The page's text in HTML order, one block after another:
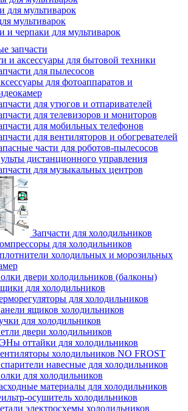
мультиварок
мультиварок
и черпаки для мультиварок
запчасти
и аксессуары для бытовой техники
для пылесосов
для фотоаппаратов и
для утюгов и отпаривателей
для телевизоров и мониторов
для мобильных телефонов
для вентиляторов и обогревателей
части для роботов-пылесосов
дистанционного управления
для музыкальных центров
Запчасти для холодильников
для холодильников
холодильных и морозильных
двери холодильников (балконы)
для холодильников
для холодильников
ящиков холодильников
для холодильников
двери холодильников
оттайки для холодильников
холодильников NO FROST
навесные для холодильников
для холодильников
материалы для холодильников
осушитель холодильников
электросхемы холодильников